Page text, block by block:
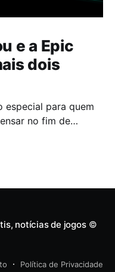
e a Epic
dois
especial para quem
no fim de
jogos a entrar na
notícias de jogos©
Política de Privacidade